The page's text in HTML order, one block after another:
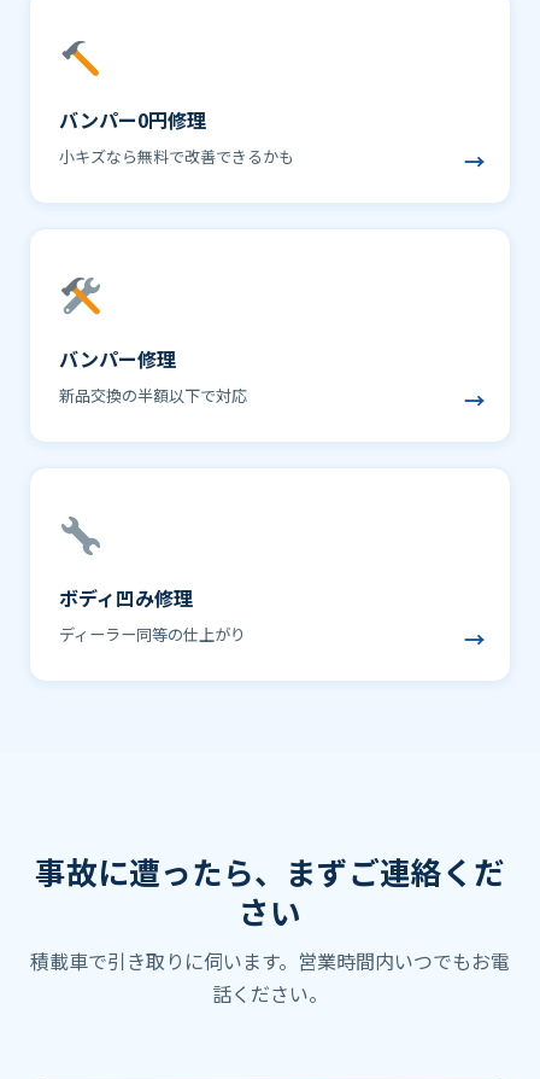
バンパー0円修理
小キズなら無料で改善できるかも →
バンパー修理
新品交換の半額以下で対応 →
ボディ凹み修理
ディーラー同等の仕上がり →
事故に遭ったら、まずご連絡くだ
さい
積載車で引き取りに伺います。営業時間内いつでもお電
話ください。